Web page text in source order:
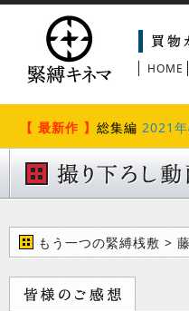
HOME
【 最新作 】 総集編 2021
もう一つの緊縛桟敷 >